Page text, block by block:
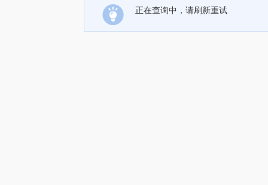
正在查询中，请刷新重试